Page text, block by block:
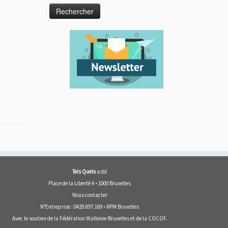
Tels Quelsasbl
Place de la Liberté 4 • 1000 Bruxelles
Nous contacter
N°Entreprise : 0429.897.169 • RPM Bruxelles
Avec le soutien de la Fédération Wallonie-Bruxelleset de la COCOF.